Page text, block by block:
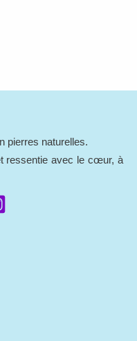
pierres naturelles.
ressentie avec le cœur, à